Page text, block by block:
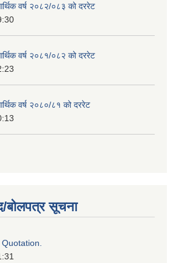
वर्ष २०८२/०८३ को दररेट
वर्ष २०८१/०८२ को दररेट
वर्ष २०८०/८१ को दररेट
बोलपत्र सूचना